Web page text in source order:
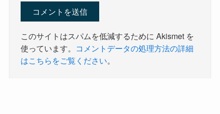
このサイトはスパムを低減するために Akismet を
使っています。 コメントデータの処理方法の詳細
はこちらをご覧ください。